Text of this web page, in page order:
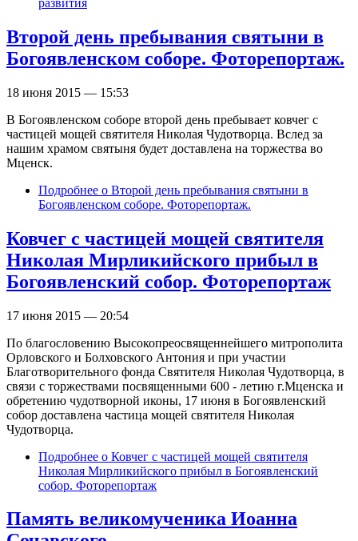
развития
Второй день пребывания святыни в
Богоявленском соборе. Фоторепортаж.
18 июня 2015 — 15:53
В Богоявленском соборе второй день пребывает ковчег с
частицей мощей святителя Николая Чудотворца. Вслед за
нашим храмом святыня будет доставлена на торжества во
Мценск.
Подробнее о Второй день пребывания святыни в
Богоявленском соборе. Фоторепортаж.
Ковчег с частицей мощей святителя
Николая Мирликийского прибыл в
Богоявленский собор. Фоторепортаж
17 июня 2015 — 20:54
По благословению Высокопреосвященнейшего митрополита
Орловского и Болховского Антония и при участии
Благотворительного фонда Святителя Николая Чудотворца, в
связи с торжествами посвященными 600 - летию г.Мценска и
обретению чудотворной иконы, 17 июня в Богоявленский
собор доставлена частица мощей святителя Николая
Чудотворца.
Подробнее о Ковчег с частицей мощей святителя
Николая Мирликийского прибыл в Богоявленский
собор. Фоторепортаж
Память великомученика Иоанна